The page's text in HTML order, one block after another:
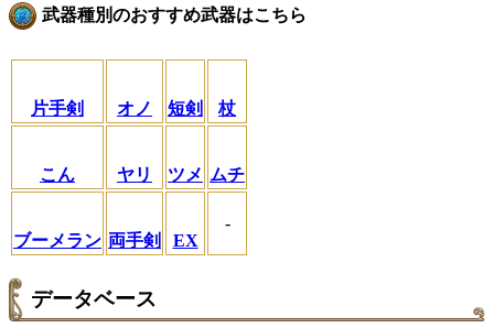
武器種別のおすすめ武器はこちら
片手剣 オノ 短剣 杖
こん ヤリ ツメ ムチ
ブーメラン 両手剣 EX
-
データベース